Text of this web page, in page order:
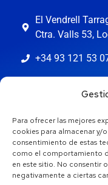
Para ofrecer las mejores
cookies para almacenar y/
consentimiento de estas
como el comportamiento
en este sitio. No consentir
negativamente a ciertas
El Vendrell
Ctra. Valls 53,
+34 93 121 53